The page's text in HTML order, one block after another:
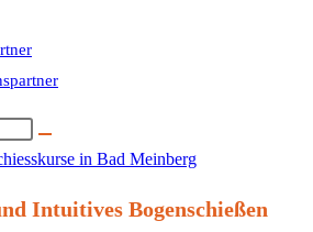
Intuitives Bogenschießen